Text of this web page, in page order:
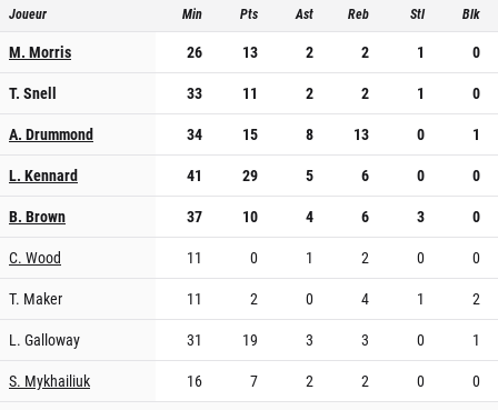
Joueur Min Pts Ast Reb Stl Blk
M. Morris 26 13 2 2 1
0
T. Snell
33 11 2 2 1
0
A. Drummond
34 15 8 13 0
1
L. Kennard
41 29 5 6 0
0
B. Brown
37 10 4 6 3
0
C. Wood
11 0 1 2 0
0
T. Maker
11 2 0 4 1
2
L. Galloway
31 19 3 3 0
1
S. Mykhailiuk
16 7 2 2 0
0